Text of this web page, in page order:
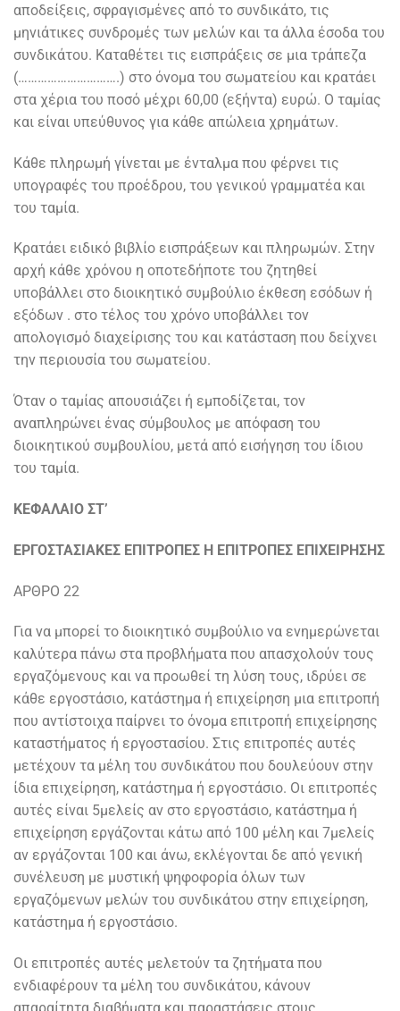
αποδείξεις, σφραγισμένες από το συνδικάτο, τις
μηνιάτικες συνδρομές των μελών και τα άλλα έσοδα του
συνδικάτου. Καταθέτει τις εισπράξεις σε μια τράπεζα
(………………………….) στο όνομα του σωματείου και κρατάει
στα χέρια του ποσό μέχρι 60,00 (εξήντα) ευρώ. Ο ταμίας
και είναι υπεύθυνος για κάθε απώλεια χρημάτων.
Κάθε πληρωμή γίνεται με ένταλμα που φέρνει τις
υπογραφές του προέδρου, του γενικού γραμματέα και
του ταμία.
Κρατάει ειδικό βιβλίο εισπράξεων και πληρωμών. Στην
αρχή κάθε χρόνου η οποτεδήποτε του ζητηθεί
υποβάλλει στο διοικητικό συμβούλιο έκθεση εσόδων ή
εξόδων . στο τέλος του χρόνο υποβάλλει τον
απολογισμό διαχείρισης του και κατάσταση που δείχνει
την περιουσία του σωματείου.
Όταν ο ταμίας απουσιάζει ή εμποδίζεται, τον
αναπληρώνει ένας σύμβουλος με απόφαση του
διοικητικού συμβουλίου, μετά από εισήγηση του ίδιου
του ταμία.
ΚΕΦΑΛΑΙΟ ΣΤ’
ΕΡΓΟΣΤΑΣΙΑΚΕΣ ΕΠΙΤΡΟΠΕΣ Η ΕΠΙΤΡΟΠΕΣ ΕΠΙΧΕΙΡΗΣΗΣ
ΑΡΘΡΟ 22
Για να μπορεί το διοικητικό συμβούλιο να ενημερώνεται
καλύτερα πάνω στα προβλήματα που απασχολούν τους
εργαζόμενους και να προωθεί τη λύση τους, ιδρύει σε
κάθε εργοστάσιο, κατάστημα ή επιχείρηση μια επιτροπή
που αντίστοιχα παίρνει το όνομα επιτροπή επιχείρησης
καταστήματος ή εργοστασίου. Στις επιτροπές αυτές
μετέχουν τα μέλη του συνδικάτου που δουλεύουν στην
ίδια επιχείρηση, κατάστημα ή εργοστάσιο. Οι επιτροπές
αυτές είναι 5μελείς αν στο εργοστάσιο, κατάστημα ή
επιχείρηση εργάζονται κάτω από 100 μέλη και 7μελείς
αν εργάζονται 100 και άνω, εκλέγονται δε από γενική
συνέλευση με μυστική ψηφοφορία όλων των
εργαζόμενων μελών του συνδικάτου στην επιχείρηση,
κατάστημα ή εργοστάσιο.
Οι επιτροπές αυτές μελετούν τα ζητήματα που
ενδιαφέρουν τα μέλη του συνδικάτου, κάνουν